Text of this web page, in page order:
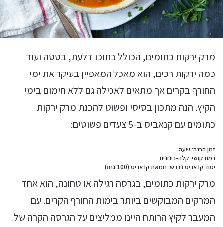
מרק ירקות כתומים, הכולל בתוכו דלעת, בטטה ועוד
כמה ירקות רכים, הוא מאכל המאפיין בעיקר את ימי
החורף בקרים אך מתאים לאכילה גם ללא חימום בימי
הקיץ. הנה מתכון בסיסי ופשוט להכנת מרק ירקות
כתומים עם קנאביס ב-5 צעדים פשוטים:
זמן הכנה: שעה
רמת קושי: קלה-בינונית
יסוד קנאביס נדרש: חמאת קנאביס (100 גרם)
מרק ירקות כתומים, בגרסה רגילה או טחונה, הוא אחד
המרקים המבוקשים ביותר בימות החורף הקרים. עם
המעבר לקיץ הרותח היינו ממליצים על הגרסה הקרה של